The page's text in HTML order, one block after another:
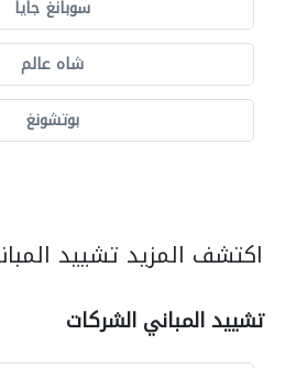
سوبانغ جايا
شاه عالم
بوتشونغ
اكتشف المزيد تشييد
تشييد المباني الشركات